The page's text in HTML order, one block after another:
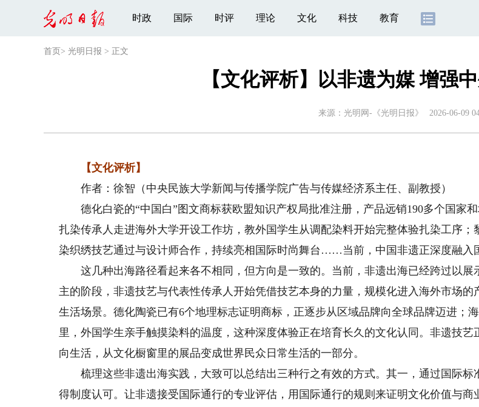
时政 国际 时评 理论 文化 科技 教育
首页 > 光明日报 > 正文
【文化评析】以非遗为媒 增强
来源： 光明网-《光明日报》 2026-06-09
【文化评析】
作者：徐智（中央民族大学新闻与传播学院广告与传媒经济系主任、副教授）
德化白瓷的“中国白”图文商标获欧盟知识产权局批准注册，产品远销190多个国家
扎染传承人走进海外大学开设工作坊，教外国学生从调配染料开始完整体验扎染工序；
染织绣技艺通过与设计师合作，持续亮相国际时尚舞台……当前，中国非遗正深度融入
这几种出海路径看起来各不相同，但方向是一致的。当前，非遗出海已经跨过以展
主的阶段，非遗技艺与代表性传承人开始凭借技艺本身的力量，规模化进入海外市场的
生活场景。德化陶瓷已有6个地理标志证明商标，正逐步从区域品牌向全球品牌迈进；
里，外国学生亲手触摸染料的温度，这种深度体验正在培育长久的文化认同。非遗技艺
向生活，从文化橱窗里的展品变成世界民众日常生活的一部分。
梳理这些非遗出海实践，大致可以总结出三种行之有效的方式。其一，通过国际标
得制度认可。让非遗接受国际通行的专业评估，用国际通行的规则来证明文化价值与商